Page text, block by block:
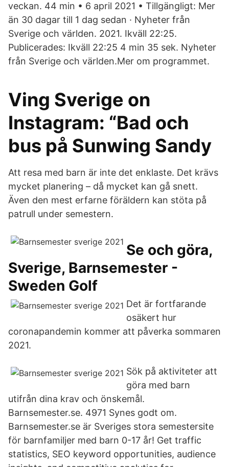
veckan. 44 min • 6 april 2021 • Tillgängligt: Mer
än 30 dagar till 1 dag sedan · Nyheter från
Sverige och världen. 2021. Ikväll 22:25.
Publicerades: Ikväll 22:25 4 min 35 sek. Nyheter
från Sverige och världen.Mer om programmet.
Ving Sverige on
Instagram: “Bad och
bus på Sunwing Sandy
Att resa med barn är inte det enklaste. Det krävs
mycket planering – då mycket kan gå snett.
Även den mest erfarne föräldern kan stöta på
patrull under semestern.
Se och göra,
Sverige, Barnsemester -
Sweden Golf
Det är fortfarande
osäkert hur
coronapandemin kommer att påverka sommaren
2021.
Sök på aktiviteter att
göra med barn
utifrån dina krav och önskemål.
Barnsemester.se. 4971 Synes godt om.
Barnsemester.se är Sveriges stora semestersite
för barnfamiljer med barn 0-17 år! Get traffic
statistics, SEO keyword opportunities, audience